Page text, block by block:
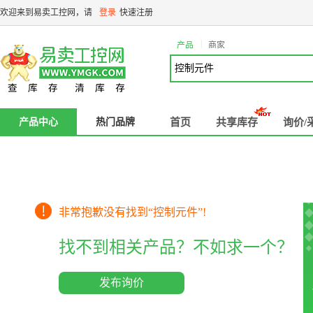
欢迎来到易卖工控网，请 登录 快速注册
产品 商家
产品中心 热门品牌 首页 共享库存 询价/
非常抱歉没有找到“控制元件”!
找不到相关产品？不如求一个？
发布询价